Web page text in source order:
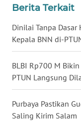
Berita Terkait
Dinilai Tanpa Dasar
Kepala BNN di-
BLBI Rp700 M
PTUN Langsung
Purbaya Pastikan
Saling Kirim Salam
SUMSEL
WN
BENGKULU
WN
LAMPUNG
WN
JATENG